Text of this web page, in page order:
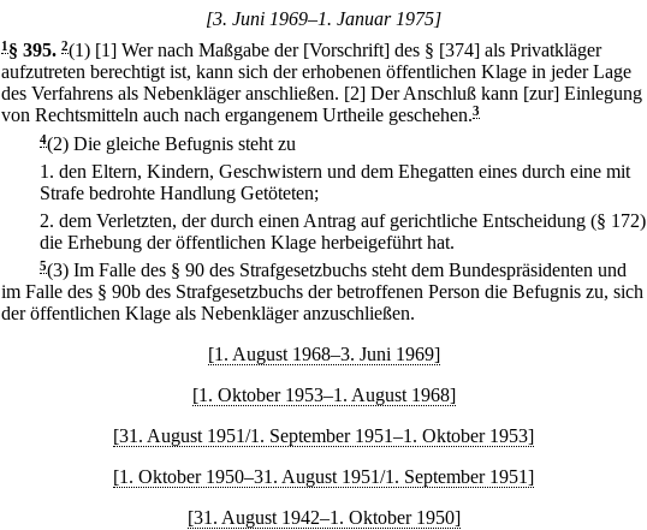
[3. Juni 1969–1. Januar 1975]
1§ 395. 2(1) [1] Wer nach Maßgabe der [Vorschrift] des § [374] als Privatkläger
aufzutreten berechtigt ist, kann sich der erhobenen öffentlichen Klage in jeder Lage
des Verfahrens als Nebenkläger anschließen. [2] Der Anschluß kann [zur] Einlegung
von Rechtsmitteln auch nach ergangenem Urtheile geschehen.3
4(2) Die gleiche Befugnis steht zu
1. den Eltern, Kindern, Geschwistern und dem Ehegatten eines durch eine mit
Strafe bedrohte Handlung Getöteten;
2. dem Verletzten, der durch einen Antrag auf gerichtliche Entscheidung (§ 172)
die Erhebung der öffentlichen Klage herbeigeführt hat.
5(3) Im Falle des § 90 des Strafgesetzbuchs steht dem Bundespräsidenten und
im Falle des § 90b des Strafgesetzbuchs der betroffenen Person die Befugnis zu, sich
der öffentlichen Klage als Nebenkläger anzuschließen.
[1. August 1968–3. Juni 1969]
[1. Oktober 1953–1. August 1968]
[31. August 1951/1. September 1951–1. Oktober 1953]
[1. Oktober 1950–31. August 1951/1. September 1951]
[31. August 1942–1. Oktober 1950]